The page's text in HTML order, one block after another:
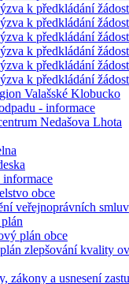
k předkládání
k předkládání
k předkládání
k předkládání
k předkládání
k předkládání
Valašské Klobucko
- informace
Nedašova Lhota
informace
obce
veřejnoprávních smluv
plán obce
zlepšování kvality
zákony a usnesení